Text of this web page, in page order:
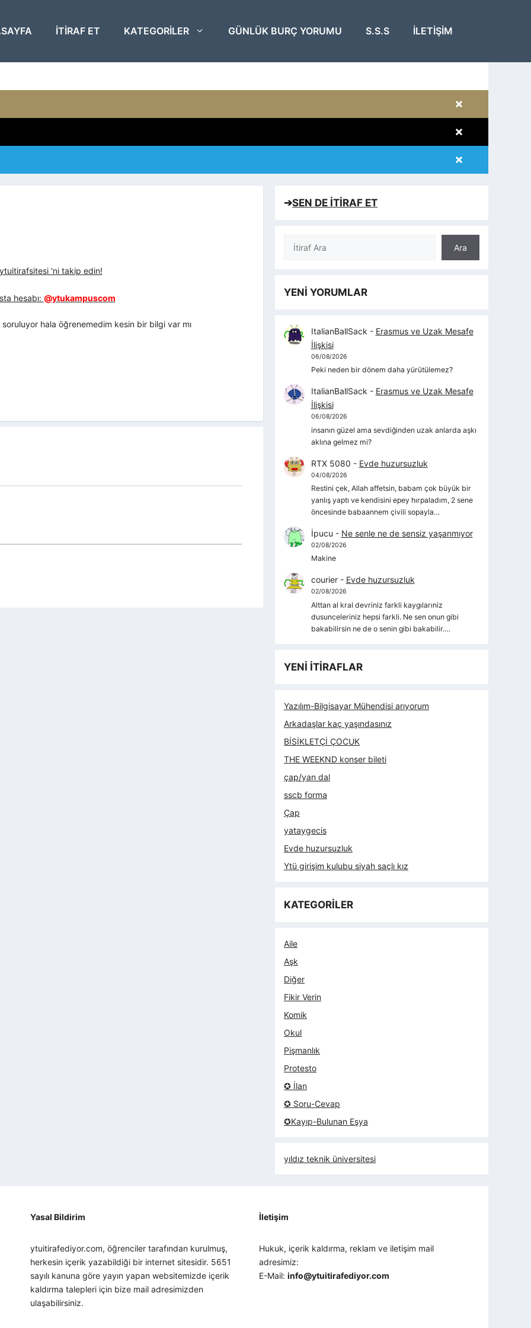
ITIRAF ET KATEGORILER GÜNLÜK BURÇ YORUMU S.S.S İLETIŞIM
×
×
×
'ni takip edin!
hesabı: @ytukampuscom
hala öğrenemedim kesin bir bilgi var mı
➔SEN DE İTİRAF ET
Ara
Ara
YENİ YORUMLAR
ItalianBallSack - Erasmus ve Uzak Mesafe
İlişkisi
06/08/2026
Peki neden bir dönem daha yürütülemez?
ItalianBallSack - Erasmus ve Uzak Mesafe
İlişkisi
06/08/2026
insanın güzel ama sevdiğinden uzak anlarda aşkı
aklına gelmez mi?
RTX 5080 - Evde huzursuzluk
04/08/2026
Restini çek, Allah affetsin, babam çok büyük bir
yanlış yaptı ve kendisini epey hırpaladım, 2 sene
öncesinde babaannem çivili sopayla…
İpucu - Ne senle ne de sensiz yaşanmıyor
02/08/2026
Makine
courier- Evde huzursuzluk
02/08/2026
Alttan al kral devriniz farkli kaygılarıniz
dusunceleriniz hepsi farkli. Ne sen onun gibi
bakabilirsin ne de o senin gibi bakabilir.…
YENİ İTİRAFLAR
Yazılım-Bilgisayar Mühendisi arıyorum
Arkadaşlar kaç yaşındasınız
BİSİKLETÇİ ÇOCUK
THE WEEKND konser bileti
çap/yan dal
sscb forma
Çap
yataygecis
Evde huzursuzluk
Ytü girişim kulubu siyah saçlı kız
KATEGORİLER
Aile
Aşk
Diğer
Fikir Verin
Komik
Okul
Pişmanlık
Protesto
✪ İlan
✪ Soru-Cevap
✪Kayıp-Bulunan Eşya
yıldız teknik üniversitesi
Yasal Bildirim
ytuitirafediyor.com, öğrenciler tarafından kurulmuş,
herkesin içerik yazabildiği bir internet sitesidir. 5651
sayılı kanuna göre yayın yapan websitemizde içerik
kaldırma talepleri için bize mail adresimizden
ulaşabilirsiniz.
İletişim
Hukuk, içerik kaldırma, reklam ve iletişim mail
adresimiz:
E-Mail:info@ytuitirafediyor.com